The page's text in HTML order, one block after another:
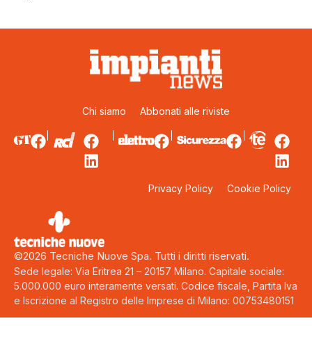
Chi siamo Abbonati alle riviste
Privacy Policy Cookie Policy
©2026 Tecniche Nuove Spa. Tutti i diritti riservati.
Sede legale: Via Eritrea 21 – 20157 Milano. Capitale sociale:
5.000.000 euro interamente versati. Codice fiscale, Partita Iva
e Iscrizione al Registro delle Imprese di Milano: 00753480151